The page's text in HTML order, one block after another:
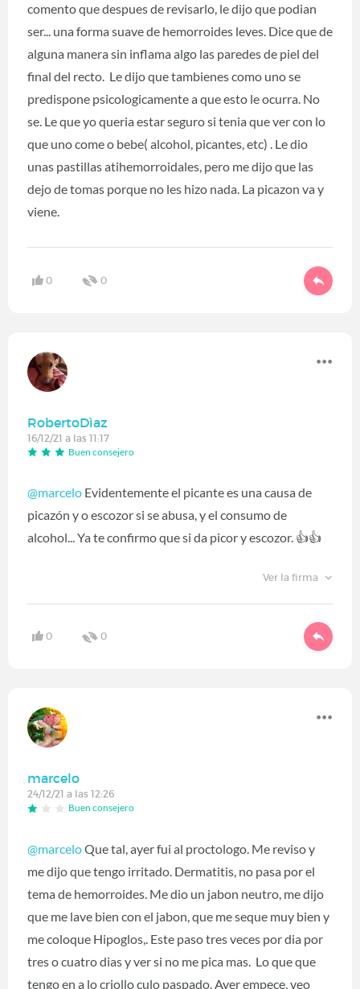
comento que despues de revisarlo, le dijo que podian
ser... una forma suave de hemorroides leves. Dice que de
alguna manera sin inflama algo las paredes de piel del
final del recto. Le dijo que tambienes como uno se
predispone psicologicamente a que esto le ocurra. No
se. Le que yo queria estar seguro si tenia que ver con lo
que uno come o bebe( alcohol, picantes, etc) . Le dio
unas pastillas atihemorroidales, pero me dijo que las
dejo de tomas porque no les hizo nada. La picazon va y
viene.
0 0
RobertoDìaz
16/12/21 a las 11:17
Buen consejero
@marcelo Evidentemente el picante es una causa de
picazón y o escozor si se abusa, y el consumo de
alcohol... Ya te confirmo que si da picor y escozor. 👍👍
Ver la firma
0 0
marcelo
24/12/21 a las 12:26
Buen consejero
@marceloQue tal, ayer fui al proctologo. Me reviso y
me dijo que tengo irritado. Dermatitis, no pasa por el
tema de hemorroides. Me dio un jabon neutro, me dijo
que me lave bien con el jabon, que me seque muy bien y
me coloque Hipoglos,. Este paso tres veces por dia por
tres o cuatro dias y ver si no me pica mas. Lo que que
tengo en a lo criollo culo paspado. Ayer empece, veo